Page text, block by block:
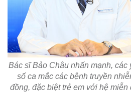
Bác sĩ Bảo Châu nhấn mạnh, các
số ca mắc các bệnh truyền
đồng, đặc biệt trẻ em với hệ